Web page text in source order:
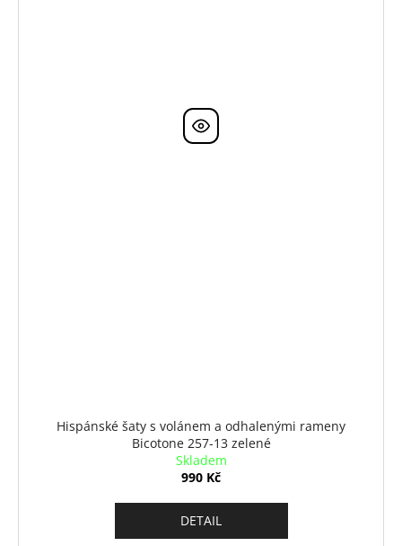
Hispánské šaty s volánem a odhalenými rameny
Bicotone 257-13 zelené
Skladem
990 Kč
DETAIL